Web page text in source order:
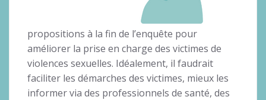
propositions à la fin de l’enquête pour
améliorer la prise en charge des victimes de
violences sexuelles. Idéalement, il faudrait
faciliter les démarches des victimes, mieux les
informer via des professionnels de santé, des